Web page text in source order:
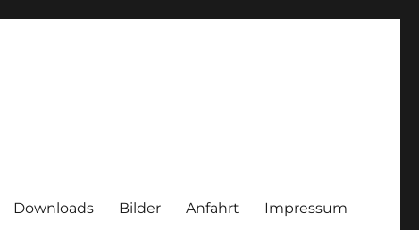
Downloads Bilder Anfahrt Impressum